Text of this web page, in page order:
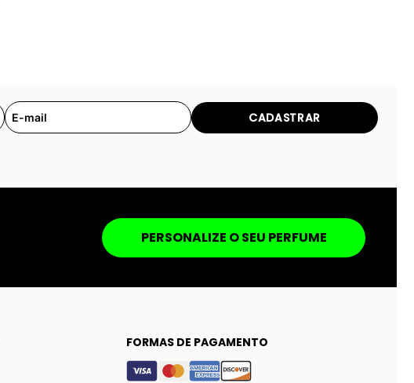
CADASTRAR
PERSONALIZE O SEU PERFUME
FORMAS DE PAGAMENTO